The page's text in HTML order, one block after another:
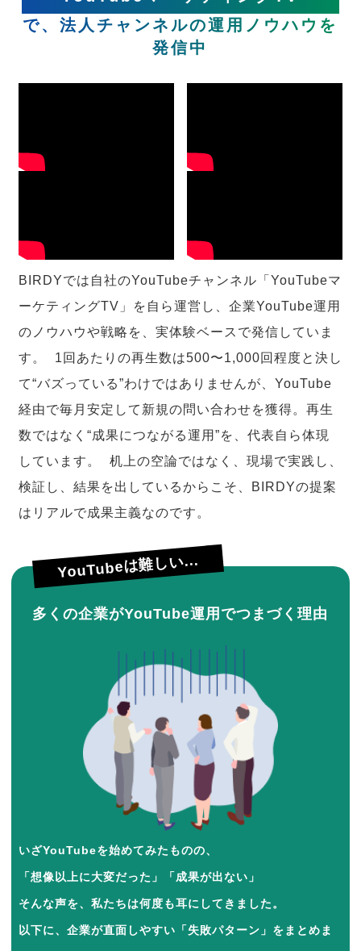
で、法人チャンネルの運用ノウハウを
発信中
BIRDYでは自社のYouTubeチャンネル「YouTubeマ
ーケティングTV」を自ら運営し、企業YouTube運用
のノウハウや戦略を、実体験ベースで発信していま
す。 1回あたりの再生数は500〜1,000回程度と決し
て“バズっている”わけではありませんが、YouTube
経由で毎月安定して新規の問い合わせを獲得。再生
数ではなく“成果につながる運用”を、代表自ら体現
しています。 机上の空論ではなく、現場で実践し、
検証し、結果を出しているからこそ、BIRDYの提案
はリアルで成果主義なのです。
YouTubeは難しい...
多くの企業がYouTube運用でつまづく理由
いざYouTubeを始めてみたものの、
「想像以上に大変だった」「成果が出ない」
そんな声を、私たちは何度も耳にしてきました。
以下に、企業が直面しやすい「失敗パターン」をまとめま